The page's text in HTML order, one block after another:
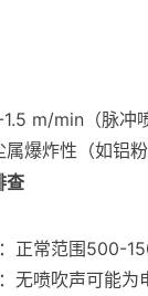
m/min（脉冲
爆炸性（如铝
查
正常范围500-
无喷吹声可能为